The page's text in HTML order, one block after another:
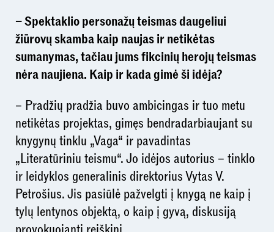
– Spektaklio personažų teismas daugeliui
žiūrovų skamba kaip naujas ir netikėtas
sumanymas, tačiau jums fikcinių herojų teismas
nėra naujiena. Kaip ir kada gimė ši idėja?
– Pradžių pradžia buvo ambicingas ir tuo metu
netikėtas projektas, gimęs bendradarbiaujant su
knygynų tinklu „Vaga“ ir pavadintas
„Literatūriniu teismu“. Jo idėjos autorius – tinklo
ir leidyklos generalinis direktorius Vytas V.
Petrošius. Jis pasiūlė pažvelgti į knygą ne kaip į
tylų lentynos objektą, o kaip į gyvą, diskusiją